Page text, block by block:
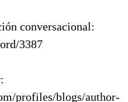
conversacional:
3387
profiles/blogs/author-